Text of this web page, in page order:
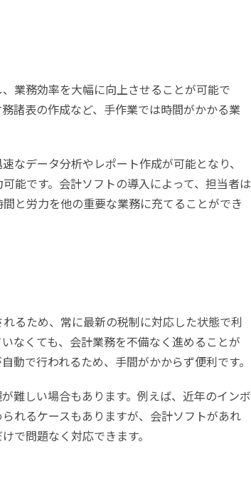
業務効率を大幅に向上させることが可能で
諸表の作成など、手作業では時間がかかる業
なデータ分析やレポート作成が可能となり、
能です。会計ソフトの導入によって、担当者は
と労力を他の重要な業務に充てることができ
るため、常に最新の税制に対応した状態で利
なくても、会計業務を不備なく進めることが
動で行われるため、手間がかからず便利です。
難しい場合もあります。例えば、近年のインボ
れるケースもありますが、会計ソフトがあれ
で問題なく対応できます。